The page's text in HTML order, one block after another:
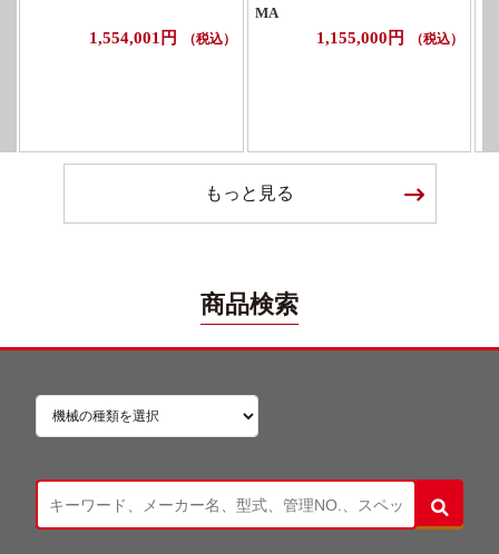
1,554,001円 （税込）
MA
1,155,000円 （税込）
もっと見る
商品検索